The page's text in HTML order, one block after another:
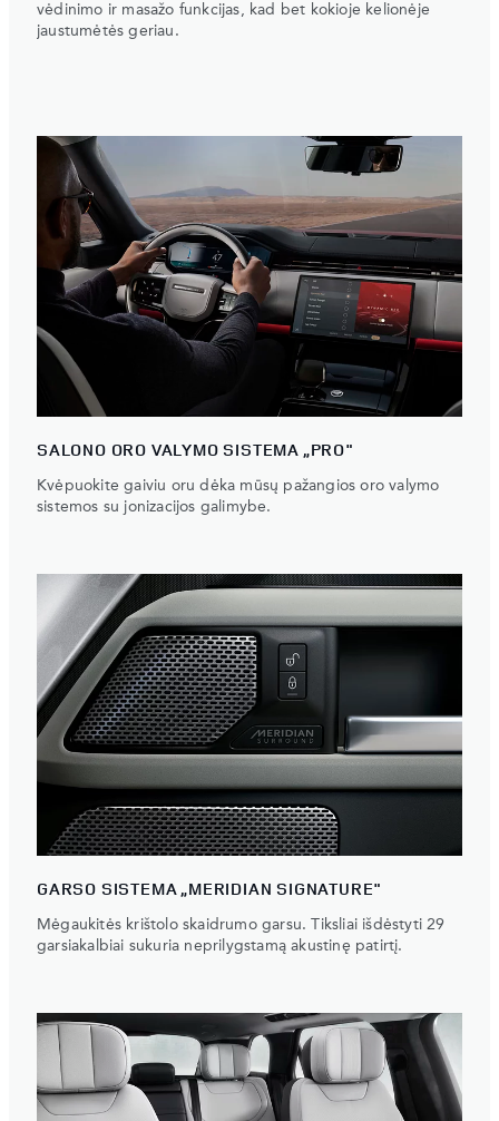
vėdinimo ir masažo funkcijas, kad bet kokioje kelionėje
jaustumėtės geriau.
SALONO ORO VALYMO SISTEMA „PRO"
Kvėpuokite gaiviu oru dėka mūsų pažangios oro valymo
sistemos su jonizacijos galimybe.
GARSO SISTEMA „MERIDIAN SIGNATURE"
Mėgaukitės krištolo skaidrumo garsu. Tiksliai išdėstyti 29
garsiakalbiai sukuria neprilygstamą akustinę patirtį.